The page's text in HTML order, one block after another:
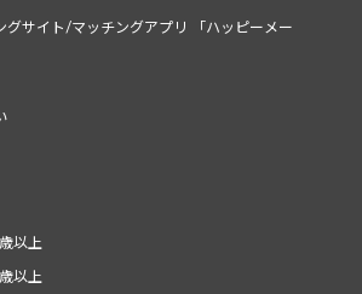
グサイト/マッチングアプリ 「ハッピーメー
以上
以上